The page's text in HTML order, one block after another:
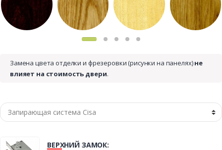
Замена цвета отделки и фрезеровки (рисунки на панелях)не
влияет на стоимость двери.
ВЕРХНИЙ ЗАМОК: